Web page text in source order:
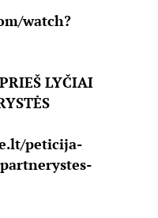
watch?
LYČIAI
peticija-